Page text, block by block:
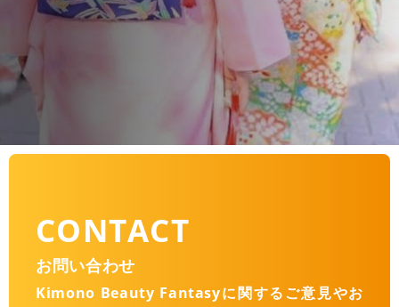
CONTACT
お問い合わせ
Kimono Beauty Fantasyに関するご意見やお